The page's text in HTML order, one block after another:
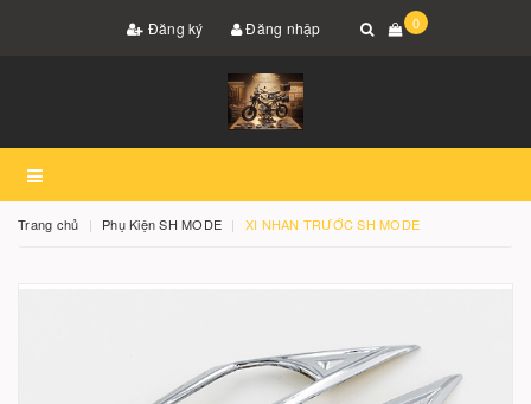
Đăng ký Đăng nhập 0
Trang chủ Phụ Kiện SH MODE XI NHAN TRƯỚC SH MODE